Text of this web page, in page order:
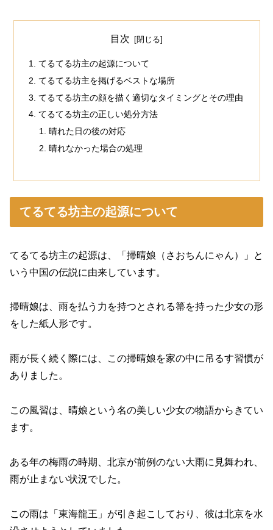
目次
てるてる坊主の起源について
てるてる坊主を掲げるベストな場所
てるてる坊主の顔を描く適切なタイミングとその理由
てるてる坊主の正しい処分方法
晴れた日の後の対応
晴れなかった場合の処理
てるてる坊主の起源について
てるてる坊主の起源は、「掃晴娘（さおちんにゃん）」と
いう中国の伝説に由来しています。
掃晴娘は、雨を払う力を持つとされる箒を持った少女の形
をした紙人形です。
雨が長く続く際には、この掃晴娘を家の中に吊るす習慣が
ありました。
この風習は、晴娘という名の美しい少女の物語からきてい
ます。
ある年の梅雨の時期、北京が前例のない大雨に見舞われ、
雨が止まない状況でした。
この雨は「東海龍王」が引き起こしており、彼は北京を水